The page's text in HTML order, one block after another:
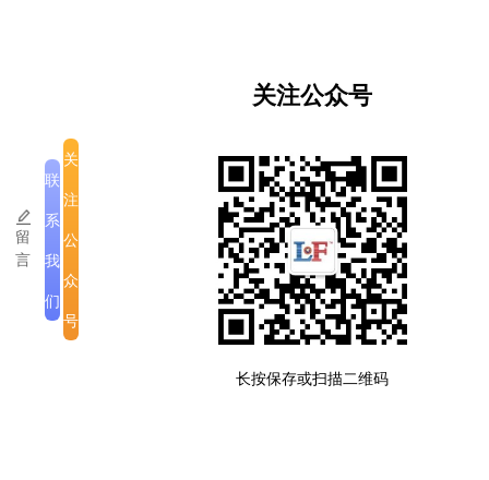
留
言
联
系
我
们
关
注
公
众
号
关注公众号
长按保存或扫描二维码
公司介绍 | 注意事项